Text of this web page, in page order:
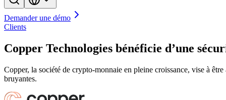
Demander une démo
Clients
Copper Technologies bénéficie d’une
Copper, la société de crypto-monnaie en pleine croissance, vise à
bruyantes.